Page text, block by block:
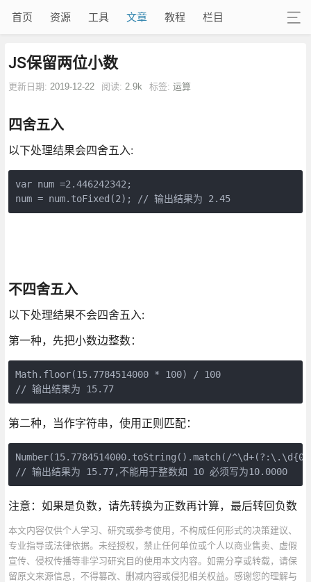
首页 资源 工具 文章 教程 栏目
JS保留两位小数
更新日期: 2019-12-22 阅读: 2.9k 标签: 运算
四舍五入
以下处理结果会四舍五入:
var num =2.446242342;
num = num.toFixed(2); // 输出结果为 2.45
不四舍五入
以下处理结果不会四舍五入:
第一种，先把小数边整数：
Math.floor(15.7784514000 * 100) / 100
// 输出结果为 15.77
第二种，当作字符串，使用正则匹配：
Number(15.7784514000.toString().match(/
// 输出结果为 15.77,不能用于整数如 10 必须写为10.0000
注意：如果是负数，请先转换为正数再计算，最后转回负数
本文内容仅供个人学习、研究或参考使用，不构成任何形式的决策建议、
专业指导或法律依据。未经授权，禁止任何单位或个人以商业售卖、虚假
宣传、侵权传播等非学习研究目的使用本文内容。如需分享或转载，请保
留原文来源信息，不得篡改、删减内容或侵犯相关权益。感谢您的理解与